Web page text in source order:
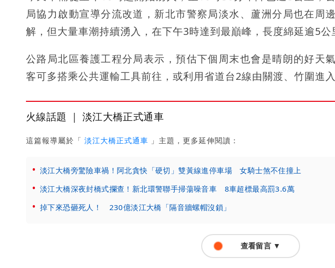
局協力啟動宣導分流改道，新北市警察局淡水、蘆洲分局也在周
解，但大量車潮持續湧入，在下午3時達到最巔峰，長度綿延逾5公
公路局北區養護工程分局表示，預估下個周末也會是晴朗的好天
客可多搭乘公共運輸工具前往，或利用省道台2線由關渡、竹圍進入
火線話題 ｜ 淡江大橋正式通車
這篇報導屬於「 淡江大橋正式通車 」主題，更多延伸閱讀：
淡江大橋旁驚險車禍！阿北貪快「硬切」雙黃線進停車場 女騎士煞不住撞上
淡江大橋深夜封橋式攔查！新北環警聯手掃蕩噪音車 8車超標最高罰3.6萬
掉下來恐砸死人！ 230億淡江大橋「隔音牆螺帽沒鎖」
查看留言 ▼